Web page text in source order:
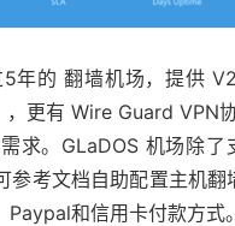
年的 翻墙机场，提供
更有 Wire Guard VPN
求。GLaDOS 机场除
参考文档自助配置主机
和信用卡付款方式。